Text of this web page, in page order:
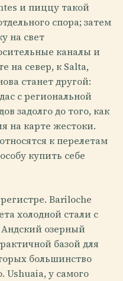
и пиццу такой
спора; затем
на свет
каналы и
на север, к Salta,
станет другой:
с региональной
задолго до того, как
на карте жестоки.
к перелетам
купить себе
Bariloche
холодной стали с
озерный
базой для
большинство
Ushuaia, у самого